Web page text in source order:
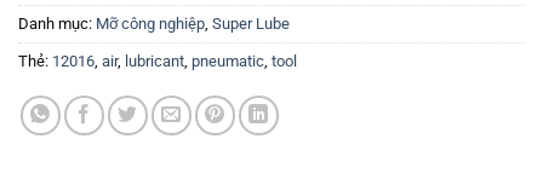
Danh mục: Mỡ công nghiệp Super Lube
Thẻ: 12016 air, lubricant pneumatic tool